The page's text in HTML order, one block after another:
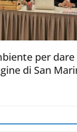
per dare
di San